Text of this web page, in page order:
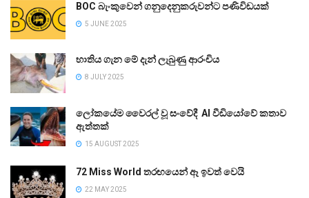
BOC බැංකුවෙන් ගනුදෙනුකරුවන්ට පණිවිඩයක්
5 JUNE 2025
භාතිය ගැන මේ දැන් ලැබුණු ආරංචිය
8 JULY 2025
ලෝකයේම වෛරල් වූ සංවේදී AI වීඩියෝවේ කතාව
ඇත්තක්
15 AUGUST 2025
72 Miss World තරඟයෙන් ඈ ඉවත් වෙයි
22 MAY 2025